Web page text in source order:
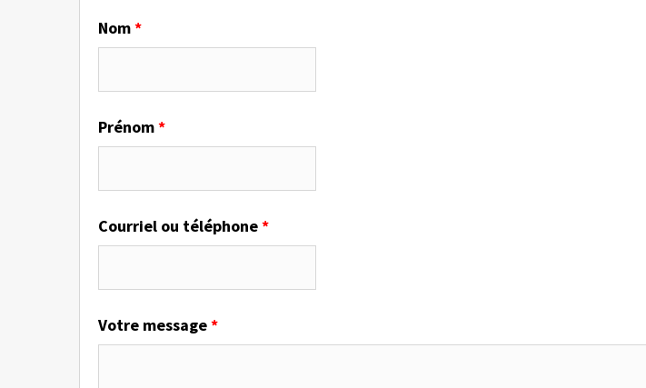
Nom*
Prénom*
Courriel ou téléphone*
Votre message*